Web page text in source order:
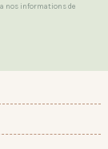
nos informations de